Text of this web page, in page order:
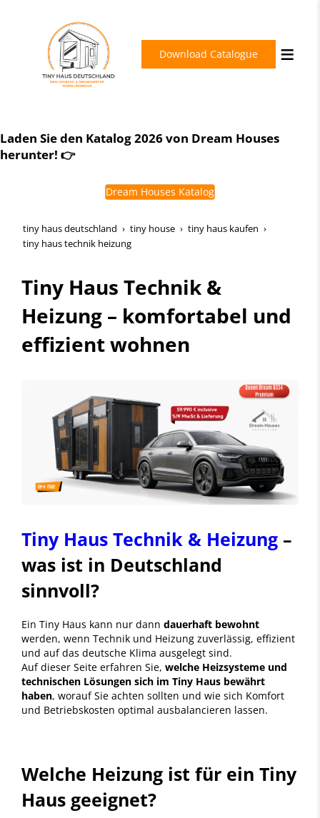
Download Catalogue
Dream Houses Perfection
Laden Sie den Katalog 2026 von Dream Houses
herunter! 👉
Dream Houses Katalog
tiny haus deutschland tiny house
tiny haus kaufen
tiny haus technik heizung
Tiny Haus Technik &
Heizung – komfortabel und
effizient wohnen
Tiny Haus Technik & Heizung –
was ist in Deutschland
sinnvoll?
Ein Tiny Haus kann nur dann dauerhaft bewohnt
werden, wenn Technik und Heizung zuverlässig, effizient
und auf das deutsche Klima ausgelegt sind.
Auf dieser Seite erfahren Sie, welche Heizsysteme und
technischen Lösungen sich im Tiny Haus bewährt
haben, worauf Sie achten sollten und wie sich Komfort
und Betriebskosten optimal ausbalancieren lassen.
Welche Heizung ist für ein Tiny
Haus geeignet?